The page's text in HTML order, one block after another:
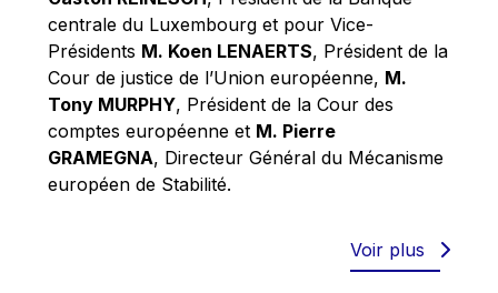
Philippe Maystadt
Pierre Gramegna
Richard Pelly
Robert Goebbels
Robert REYNDERS
centrale du Luxembourg et pour Vice-
Présidents M. Koen LENAERTS, Président de la
Cour de justice de l’Union européenne, M.
Tony MURPHY, Président de la Cour des
comptes européenne et M. Pierre
GRAMEGNA, Directeur Général du Mécanisme
européen de Stabilité.
Voir plus